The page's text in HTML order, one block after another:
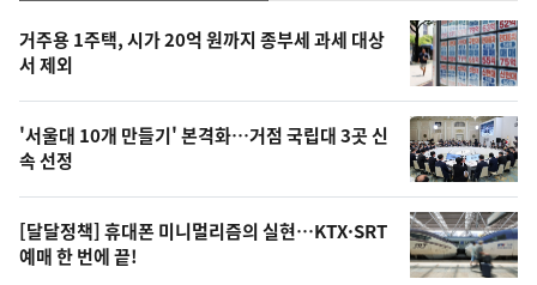
기,
최
신,
오
늘
의
영
상
인
기
뉴
스
거주용 1주택, 시가 20억 원까지 종부세 과세 대상
서 제외
'서울대 10개 만들기' 본격화…거점 국립대 3곳 신
속 선정
[달달정책] 휴대폰 미니멀리즘의 실현…KTX·SRT
예매 한 번에 끝!